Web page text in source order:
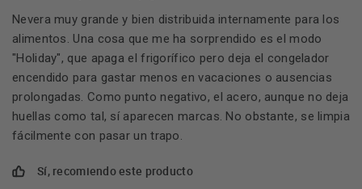
Nevera muy grande y bien distribuida internamente para los
alimentos. Una cosa que me ha sorprendido es el modo
"Holiday", que apaga el frigorífico pero deja el congelador
encendido para gastar menos en vacaciones o ausencias
prolongadas. Como punto negativo, el acero, aunque no deja
huellas como tal, sí aparecen marcas. No obstante, se limpia
fácilmente con pasar un trapo.
Sí, recomiendo este producto